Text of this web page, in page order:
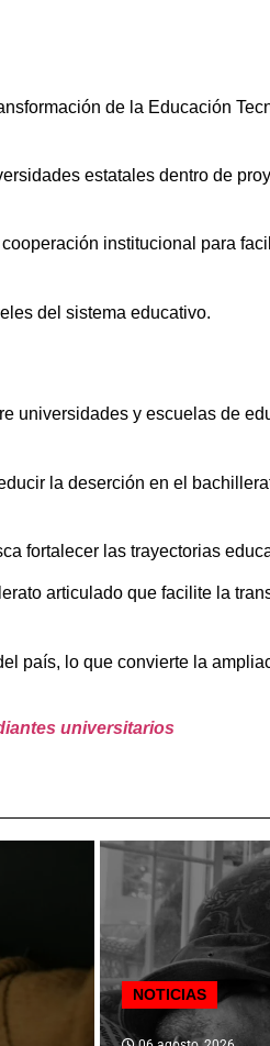
de la Educación
estatales dentro de
institucional para
del sistema educativo.
universidades y escuelas de
la deserción en el
fortalecer las trayectorias
articulado que facilite la
país, lo que convierte la
universitarios
NOTICIAS